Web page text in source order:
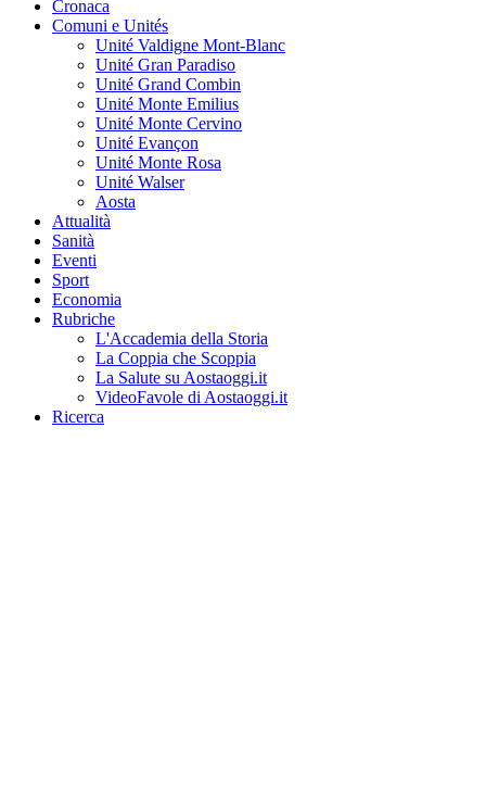
Cronaca
Comuni e Unités
Unité Valdigne Mont-Blanc
Unité Gran Paradiso
Unité Grand Combin
Unité Monte Emilius
Unité Monte Cervino
Unité Evançon
Unité Monte Rosa
Unité Walser
Aosta
Attualità
Sanità
Eventi
Sport
Economia
Rubriche
L'Accademia della Storia
La Coppia che Scoppia
La Salute su Aostaoggi.it
VideoFavole di Aostaoggi.it
Ricerca